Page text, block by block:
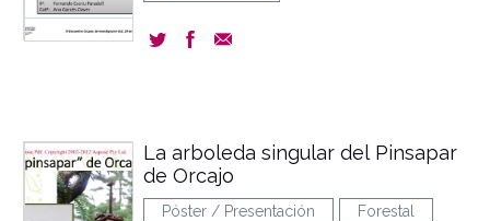
La arboleda singular del Pinsapar
de Orcajo
Póster / Presentación Forestal